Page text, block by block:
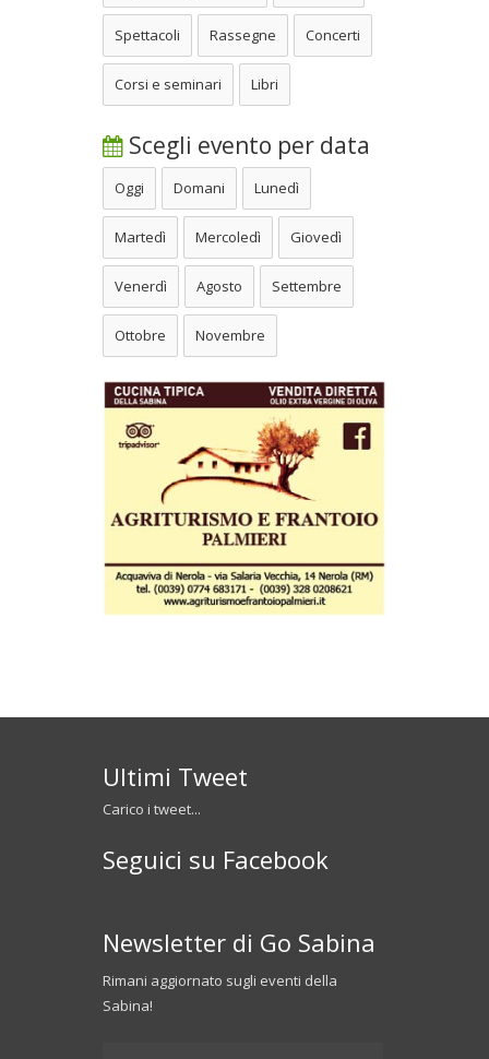
Spettacoli Rassegne Concerti
Corsi e seminari Libri
Scegli evento per data
Oggi Domani Lunedì
Martedì Mercoledì Giovedì
Venerdì Agosto Settembre
Ottobre Novembre
Ultimi Tweet
Carico i tweet...
Seguici su Facebook
Newsletter di Go Sabina
Rimani aggiornato sugli eventi della
Sabina!